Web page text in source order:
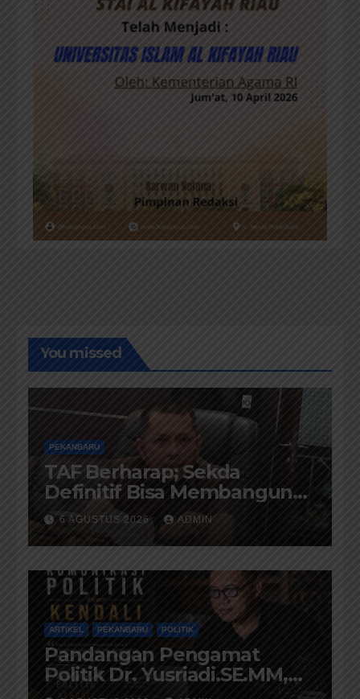
You missed
PEKANBARU
TAF Berharap; Sekda
Definitif Bisa Membangun
Komunikasi Antara
Eksekutif dan Legislatif
6 AGUSTUS 2026 ADMIN
ARTIKEL PEKANBARU POLITIK
Pandangan Pengamat
Politik Dr. Yusriadi.SE.MM,